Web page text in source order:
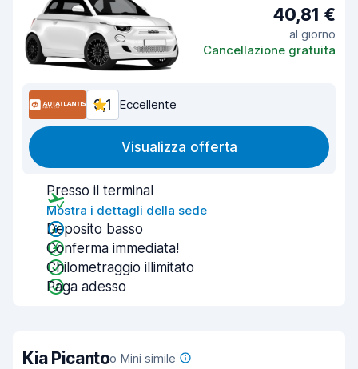
40,81 €
al giorno
Cancellazione gratuita
9,1 Eccellente
Visualizza offerta
Presso il terminal
Mostra i dettagli della sede
Deposito basso
Conferma immediata!
Chilometraggio illimitato
Paga adesso
Kia Picantoo Mini simile